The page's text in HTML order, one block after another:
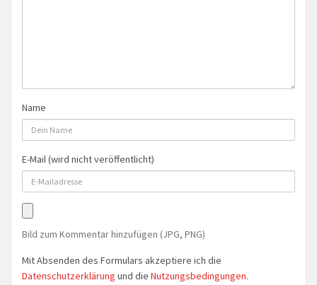
Name
E-Mail (wird nicht veröffentlicht)
Bild zum Kommentar hinzufügen (JPG, PNG)
Mit Absenden des Formulars akzeptiere ich die
Datenschutzerklärung und die Nutzungsbedingungen.